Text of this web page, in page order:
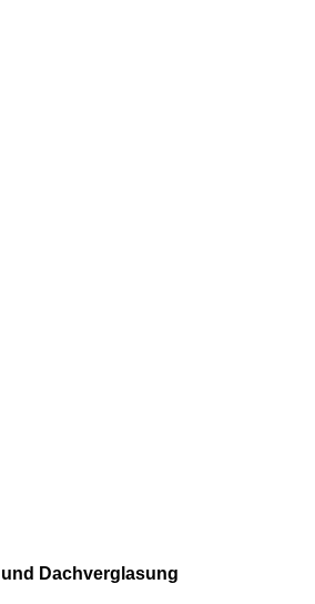
Dachverglasung